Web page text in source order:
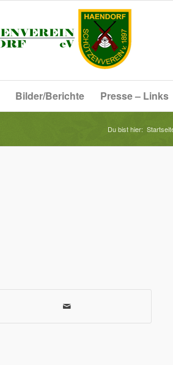
Bilder/Berichte Presse – Links
Du bist hier: